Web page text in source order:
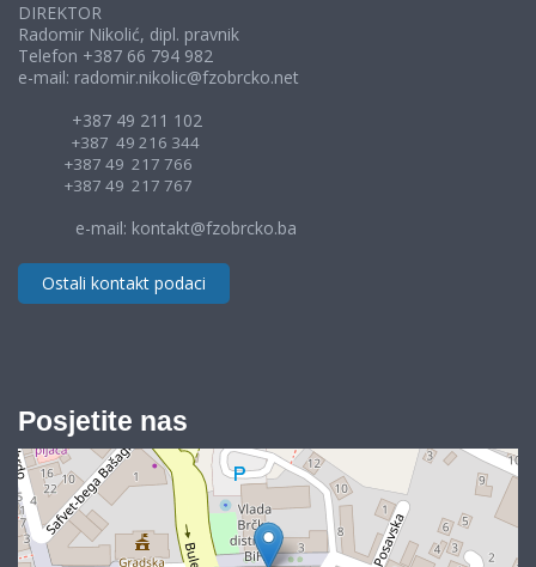
DIREKTOR
Radomir Nikolić, dipl. pravnik
Telefon +387 66 794 982
e-mail: radomir.nikolic@fzobrcko.net
+387 49 211 102
+387 49 216 344
+387 49 217 766
+387 49 217 767
e-mail: kontakt@fzobrcko.ba
Ostali kontakt podaci
Posjetite nas